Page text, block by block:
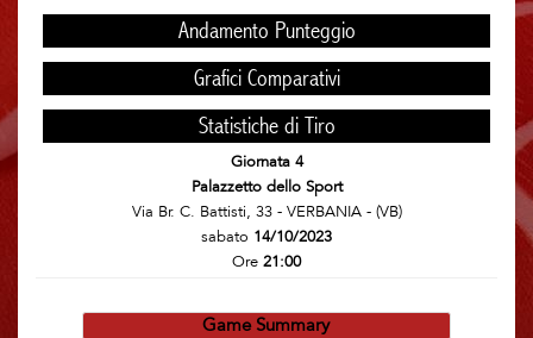
Andamento Punteggio
Grafici Comparativi
Statistiche di Tiro
Giornata 4
Palazzetto dello Sport
Via Br. C. Battisti, 33 - VERBANIA - (VB)
sabato 14/10/2023
Ore 21:00